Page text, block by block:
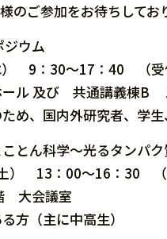
のご参加をお待ちしてお
ウム
9：30～17：40 （受
ル 及び 共通講義棟B
め、国内外研究者、学
ん科学～光るタンパク
） 13：00～16：30 （
大会議室
方（主に中高生）